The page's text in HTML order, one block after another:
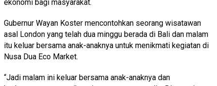
ekonomi bagi masyarakat.
Gubernur Wayan Koster mencontohkan seorang wisatawan
asal London yang telah dua minggu berada di Bali dan malam
itu keluar bersama anak-anaknya untuk menikmati kegiatan di
Nusa Dua Eco Market.
“Jadi malam ini keluar bersama anak-anaknya dan